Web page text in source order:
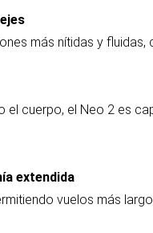
más nítidas y
el cuerpo, el Neo 2 es
extendida
vuelos más